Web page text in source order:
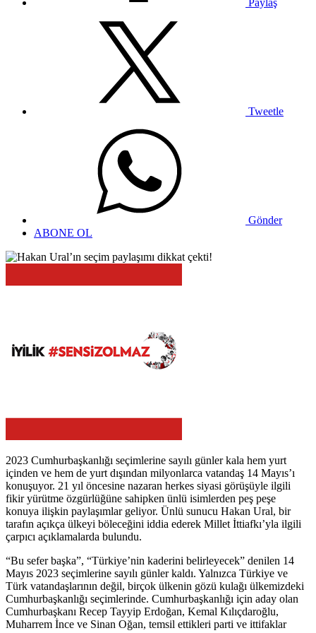
Tweetle
Gönder
ABONE OL
2023 Cumhurbaşkanlığı seçimlerine sayılı günler kala hem yurt
içinden ve hem de yurt dışından milyonlarca vatandaş 14 Mayıs’ı
konuşuyor. 21 yıl öncesine nazaran herkes siyasi görüşüyle ilgili
fikir yürütme özgürlüğüne sahipken ünlü isimlerden peş peşe
konuya ilişkin paylaşımlar geliyor. Ünlü sunucu Hakan Ural, bir
tarafın açıkça ülkeyi böleceğini iddia ederek Millet İttiafkı’yla ilgili
çarpıcı açıklamalarda bulundu.
“Bu sefer başka”, “Türkiye’nin kaderini belirleyecek” denilen 14
Mayıs 2023 seçimlerine sayılı günler kaldı. Yalnızca Türkiye ve
Türk vatandaşlarının değil, birçok ülkenin gözü kulağı ülkemizdeki
Cumhurbaşkanlığı seçimlerinde. Cumhurbaşkanlığı için aday olan
Cumhurbaşkanı Recep Tayyip Erdoğan, Kemal Kılıçdaroğlu,
Muharrem İnce ve Sinan Oğan, temsil ettikleri parti ve ittifaklar